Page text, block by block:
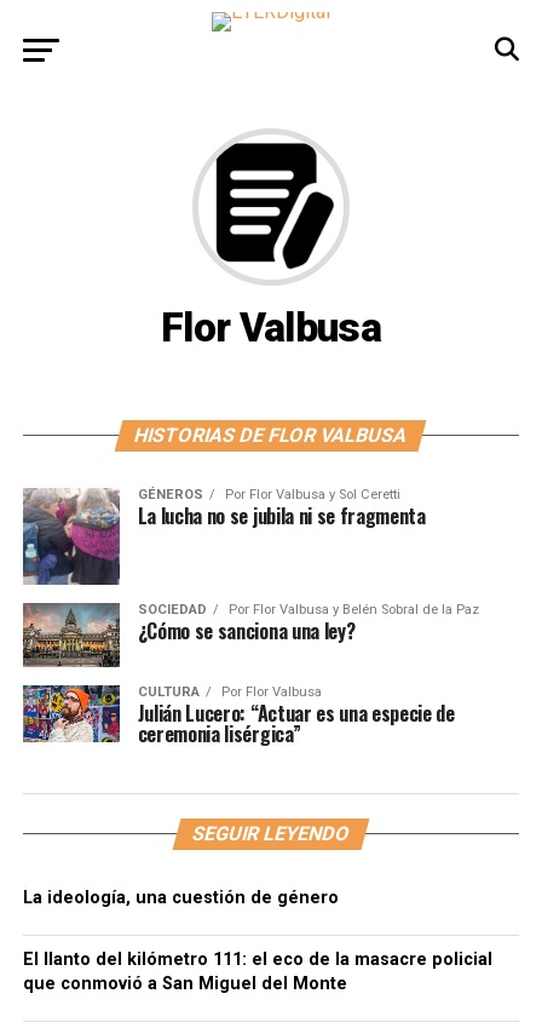
Flor Valbusa
HISTORIAS DE FLOR VALBUSA
GÉNEROS Por Flor Valbusa y Sol Ceretti
La lucha no se jubila ni se fragmenta
SOCIEDAD Por Flor Valbusa y Belén Sobral de la Paz
¿Cómo se sanciona una ley?
CULTURA Por Flor Valbusa
Julián Lucero: “Actuar es una especie de
ceremonia lisérgica”
SEGUIR LEYENDO
La ideología, una cuestión de género
El llanto del kilómetro 111: el eco de la masacre policial
que conmovió a San Miguel del Monte